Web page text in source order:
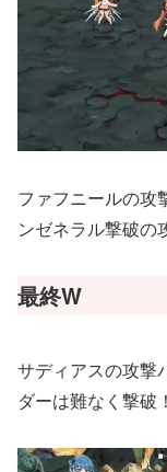
ファフニールの攻
ンゼネラル撃破の
最終W
サディアスの攻撃
ダーは難なく撃破！